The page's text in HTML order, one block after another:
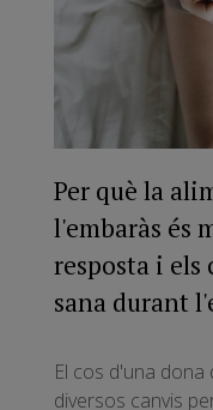
Per què la
l'embaràs és
resposta i els
sana durant
El cos d'una
diversos canvis